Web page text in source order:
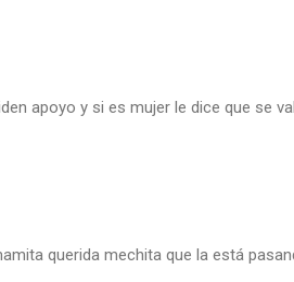
apoyo y si es mujer le dice que se
querida mechita que la está